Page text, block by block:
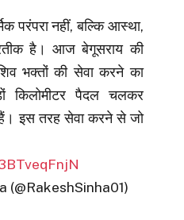
परंपरा नहीं, बल्कि आस्था,
है। आज बेगूसराय की
भक्तों की सेवा करने का
किलोमीटर पैदल चलकर
इस तरह सेवा करने से जो